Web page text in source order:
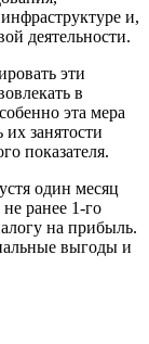
и,
деятельности.
эти
в
эта мера
занятости
показателя.
один месяц
ранее 1-го
на прибыль.
выгоды и